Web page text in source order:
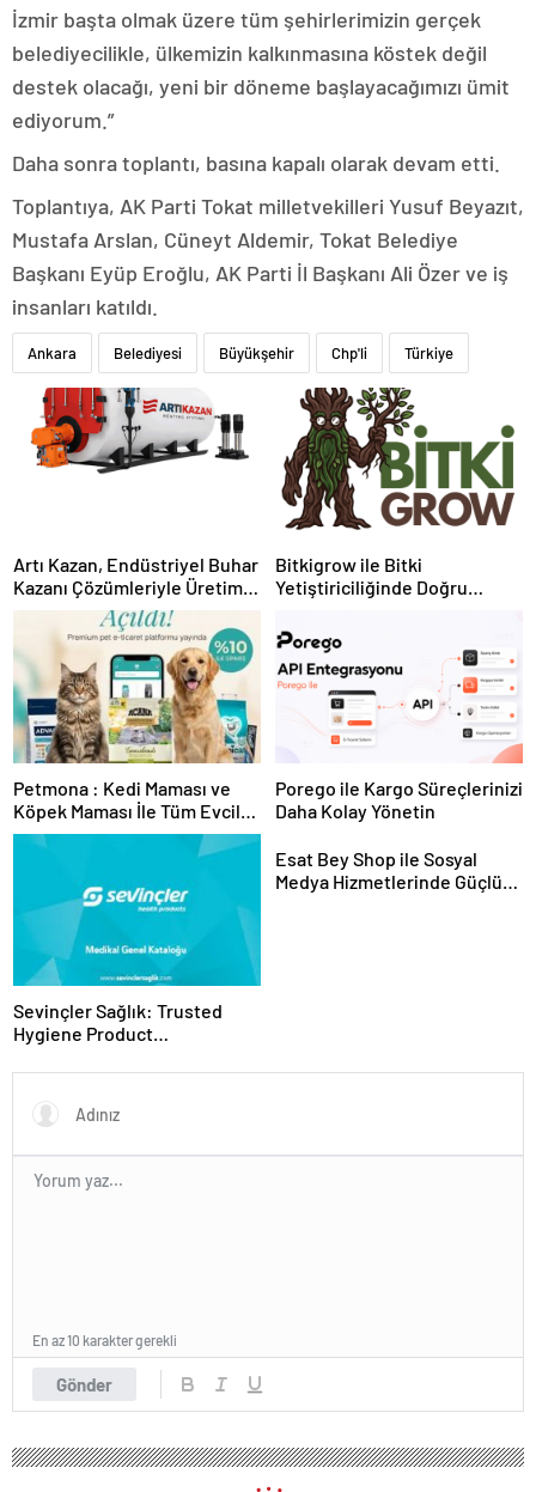
İzmir başta olmak üzere tüm şehirlerimizin gerçek
belediyecilikle, ülkemizin kalkınmasına köstek değil
destek olacağı, yeni bir döneme başlayacağımızı ümit
ediyorum.”
Daha sonra toplantı, basına kapalı olarak devam etti.
Toplantıya, AK Parti Tokat milletvekilleri Yusuf Beyazıt,
Mustafa Arslan, Cüneyt Aldemir, Tokat Belediye
Başkanı Eyüp Eroğlu, AK Parti İl Başkanı Ali Özer ve iş
insanları katıldı.
Ankara Belediyesi Büyükşehir Chp'li Türkiye
Artı Kazan, Endüstriyel Buhar
Kazanı Çözümleriyle Üretim
Tesislerine Verimli Sistemler
Sunuyor
Bitkigrow ile Bitki
Yetiştiriciliğinde Doğru
Petmona : Kedi Maması ve
Köpek Maması İle Tüm Evcil
Hayvan Ürünleri
Porego ile Kargo Süreçlerinizi
Daha Kolay Yönetin
Sevinçler Sağlık: Trusted
Hygiene Product
Esat Bey Shop ile Sosyal
Medya Hizmetlerinde Güçlü
Gönder
En az 10 karakter gerekli